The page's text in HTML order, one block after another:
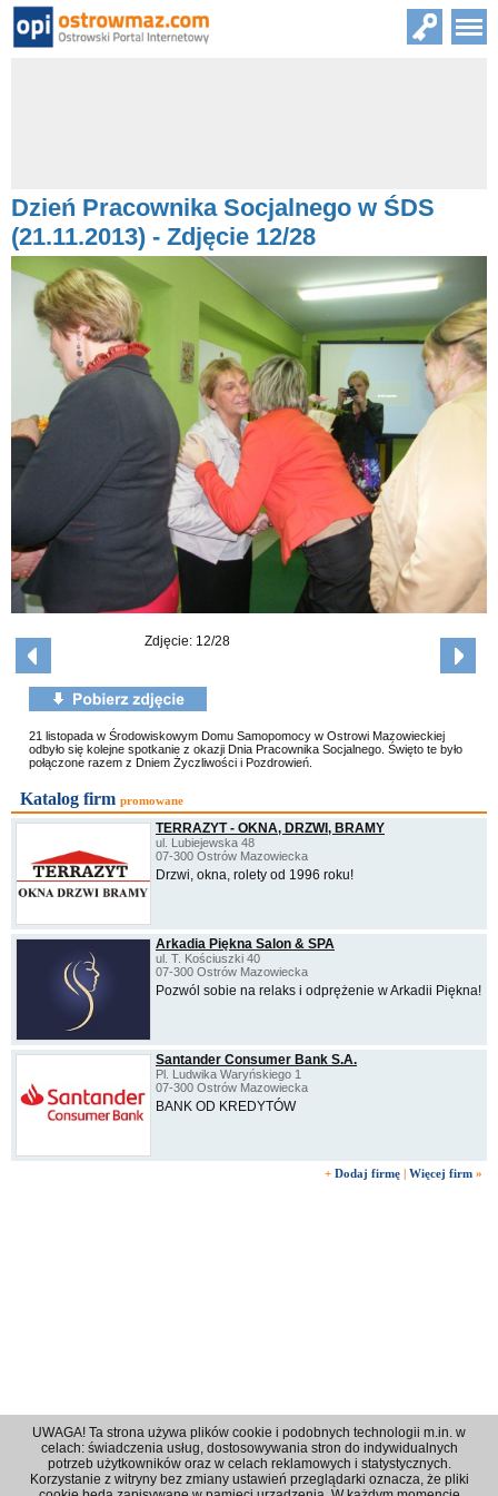
Dzień Pracownika Socjalnego w ŚDS
(21.11.2013) - Zdjęcie 12/28
Zdjęcie: 12/28
21 listopada w Środowiskowym Domu Samopomocy w Ostrowi Mazowieckiej
odbyło się kolejne spotkanie z okazji Dnia Pracownika Socjalnego. Święto te było
połączone razem z Dniem Życzliwości i Pozdrowień.
Katalog firm promowane
TERRAZYT - OKNA, DRZWI, BRAMY
ul. Lubiejewska 48
07-300 Ostrów Mazowiecka
Drzwi, okna, rolety od 1996 roku!
Arkadia Piękna Salon & SPA
ul. T. Kościuszki 40
07-300 Ostrów Mazowiecka
Pozwól sobie na relaks i odprężenie w Arkadii Piękna!
Santander Consumer Bank S.A.
Pl. Ludwika Waryńskiego 1
07-300 Ostrów Mazowiecka
BANK OD KREDYTÓW
+ Dodaj firmę | Więcej firm »
Regulamin|Polityka prywatności|Reklama|Kontakt
UWAGA! Ta strona używa plików cookie i podobnych technologii m.in. w
celach: świadczenia usług, dostosowywania stron do indywidualnych
potrzeb użytkowników oraz w celach reklamowych i statystycznych.
Korzystanie z witryny bez zmiany ustawień przeglądarki oznacza, że pliki